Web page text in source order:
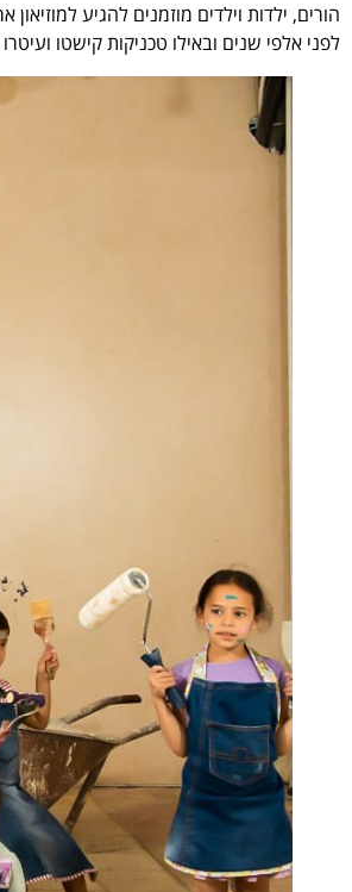
הורים, ילדות וילדים מוזמנים להגיע
לפני אלפי שנים ובאילו טכניקות קישטו